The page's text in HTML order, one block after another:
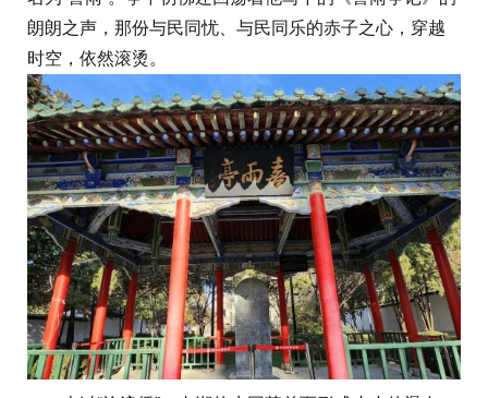
朗朗之声，那份与民同忧、与民同乐的赤子之心，穿越
时空，依然滚烫。